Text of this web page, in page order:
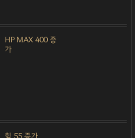
HP MAX 400 증
가
힘 55 증가